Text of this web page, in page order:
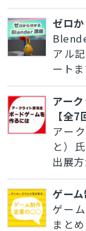
ゼロ
アル
ートま
アー
【全7
アー
と）
出展方
ゲー
ゲー
まとめ